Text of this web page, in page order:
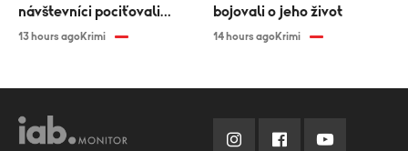
návštevníci pociťovali
zdravotné problémy
13 hours agoKrimi
bojovali o jeho život
14 hours agoKrimi